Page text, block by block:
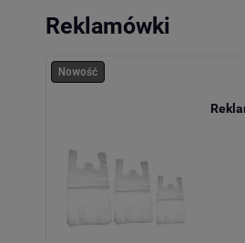
Reklamówki
Nowość